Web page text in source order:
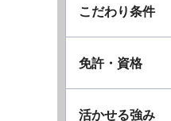
こだわり条件
免許・資格
活かせる強み